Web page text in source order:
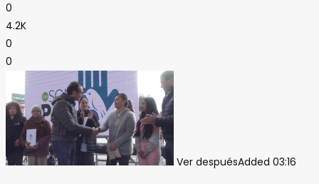
0
4.2K
0
0
Ver despuésAdded 03:16